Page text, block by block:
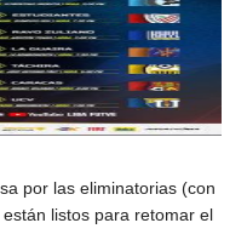
por las eliminatorias (con
listos para retomar el